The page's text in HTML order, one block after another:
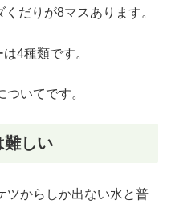
だりが8マスあります。
4種類です。
いてです。
難しい
ツからしか出ない水と普